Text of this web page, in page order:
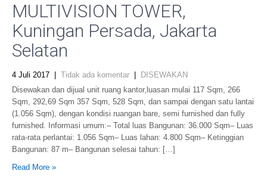
MULTIVISION TOWER,
Kuningan Persada, Jakarta
Selatan
4 Juli 2017 Tidak ada komentar
DISEWAKAN
Disewakan dan dijual unit ruang kantor,luasan mulai 117 Sqm, 266
Sqm, 292,69 Sqm 357 Sqm, 528 Sqm, dan sampai dengan satu lantai
(1.056 Sqm), dengan kondisi ruangan bare, semi furnished dan fully
furnished. Informasi umum:– Total luas Bangunan: 36.000 Sqm– Luas
rata-rata perlantai: 1.056 Sqm– Luas lahan: 4.800 Sqm– Ketinggian
Bangunan: 87 m– Bangunan selesai tahun: […]
Read More »